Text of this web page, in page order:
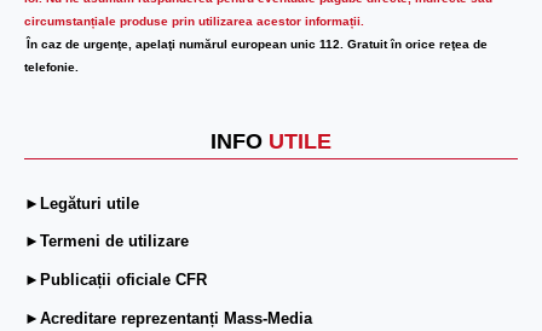
circumstanțiale produse prin utilizarea acestor informații.
În caz de urgenţe, apelaţi numărul european unic 112. Gratuit în orice reţea de
telefonie.
INFO UTILE
►Legături utile
►Termeni de utilizare
►Publicații oficiale CFR
►Acreditare reprezentanți Mass-Media